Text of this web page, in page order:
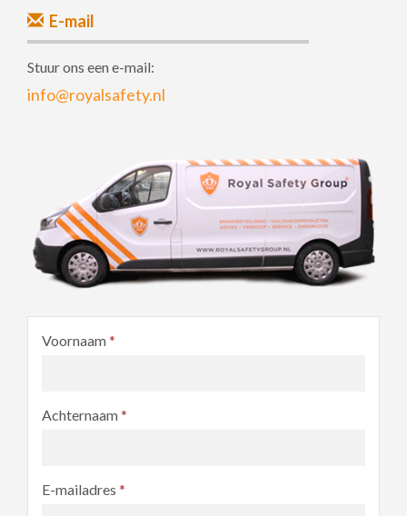
E-mail
Stuur ons een e-mail:
info@royalsafety.nl
Voornaam*
Achternaam*
E-mailadres *